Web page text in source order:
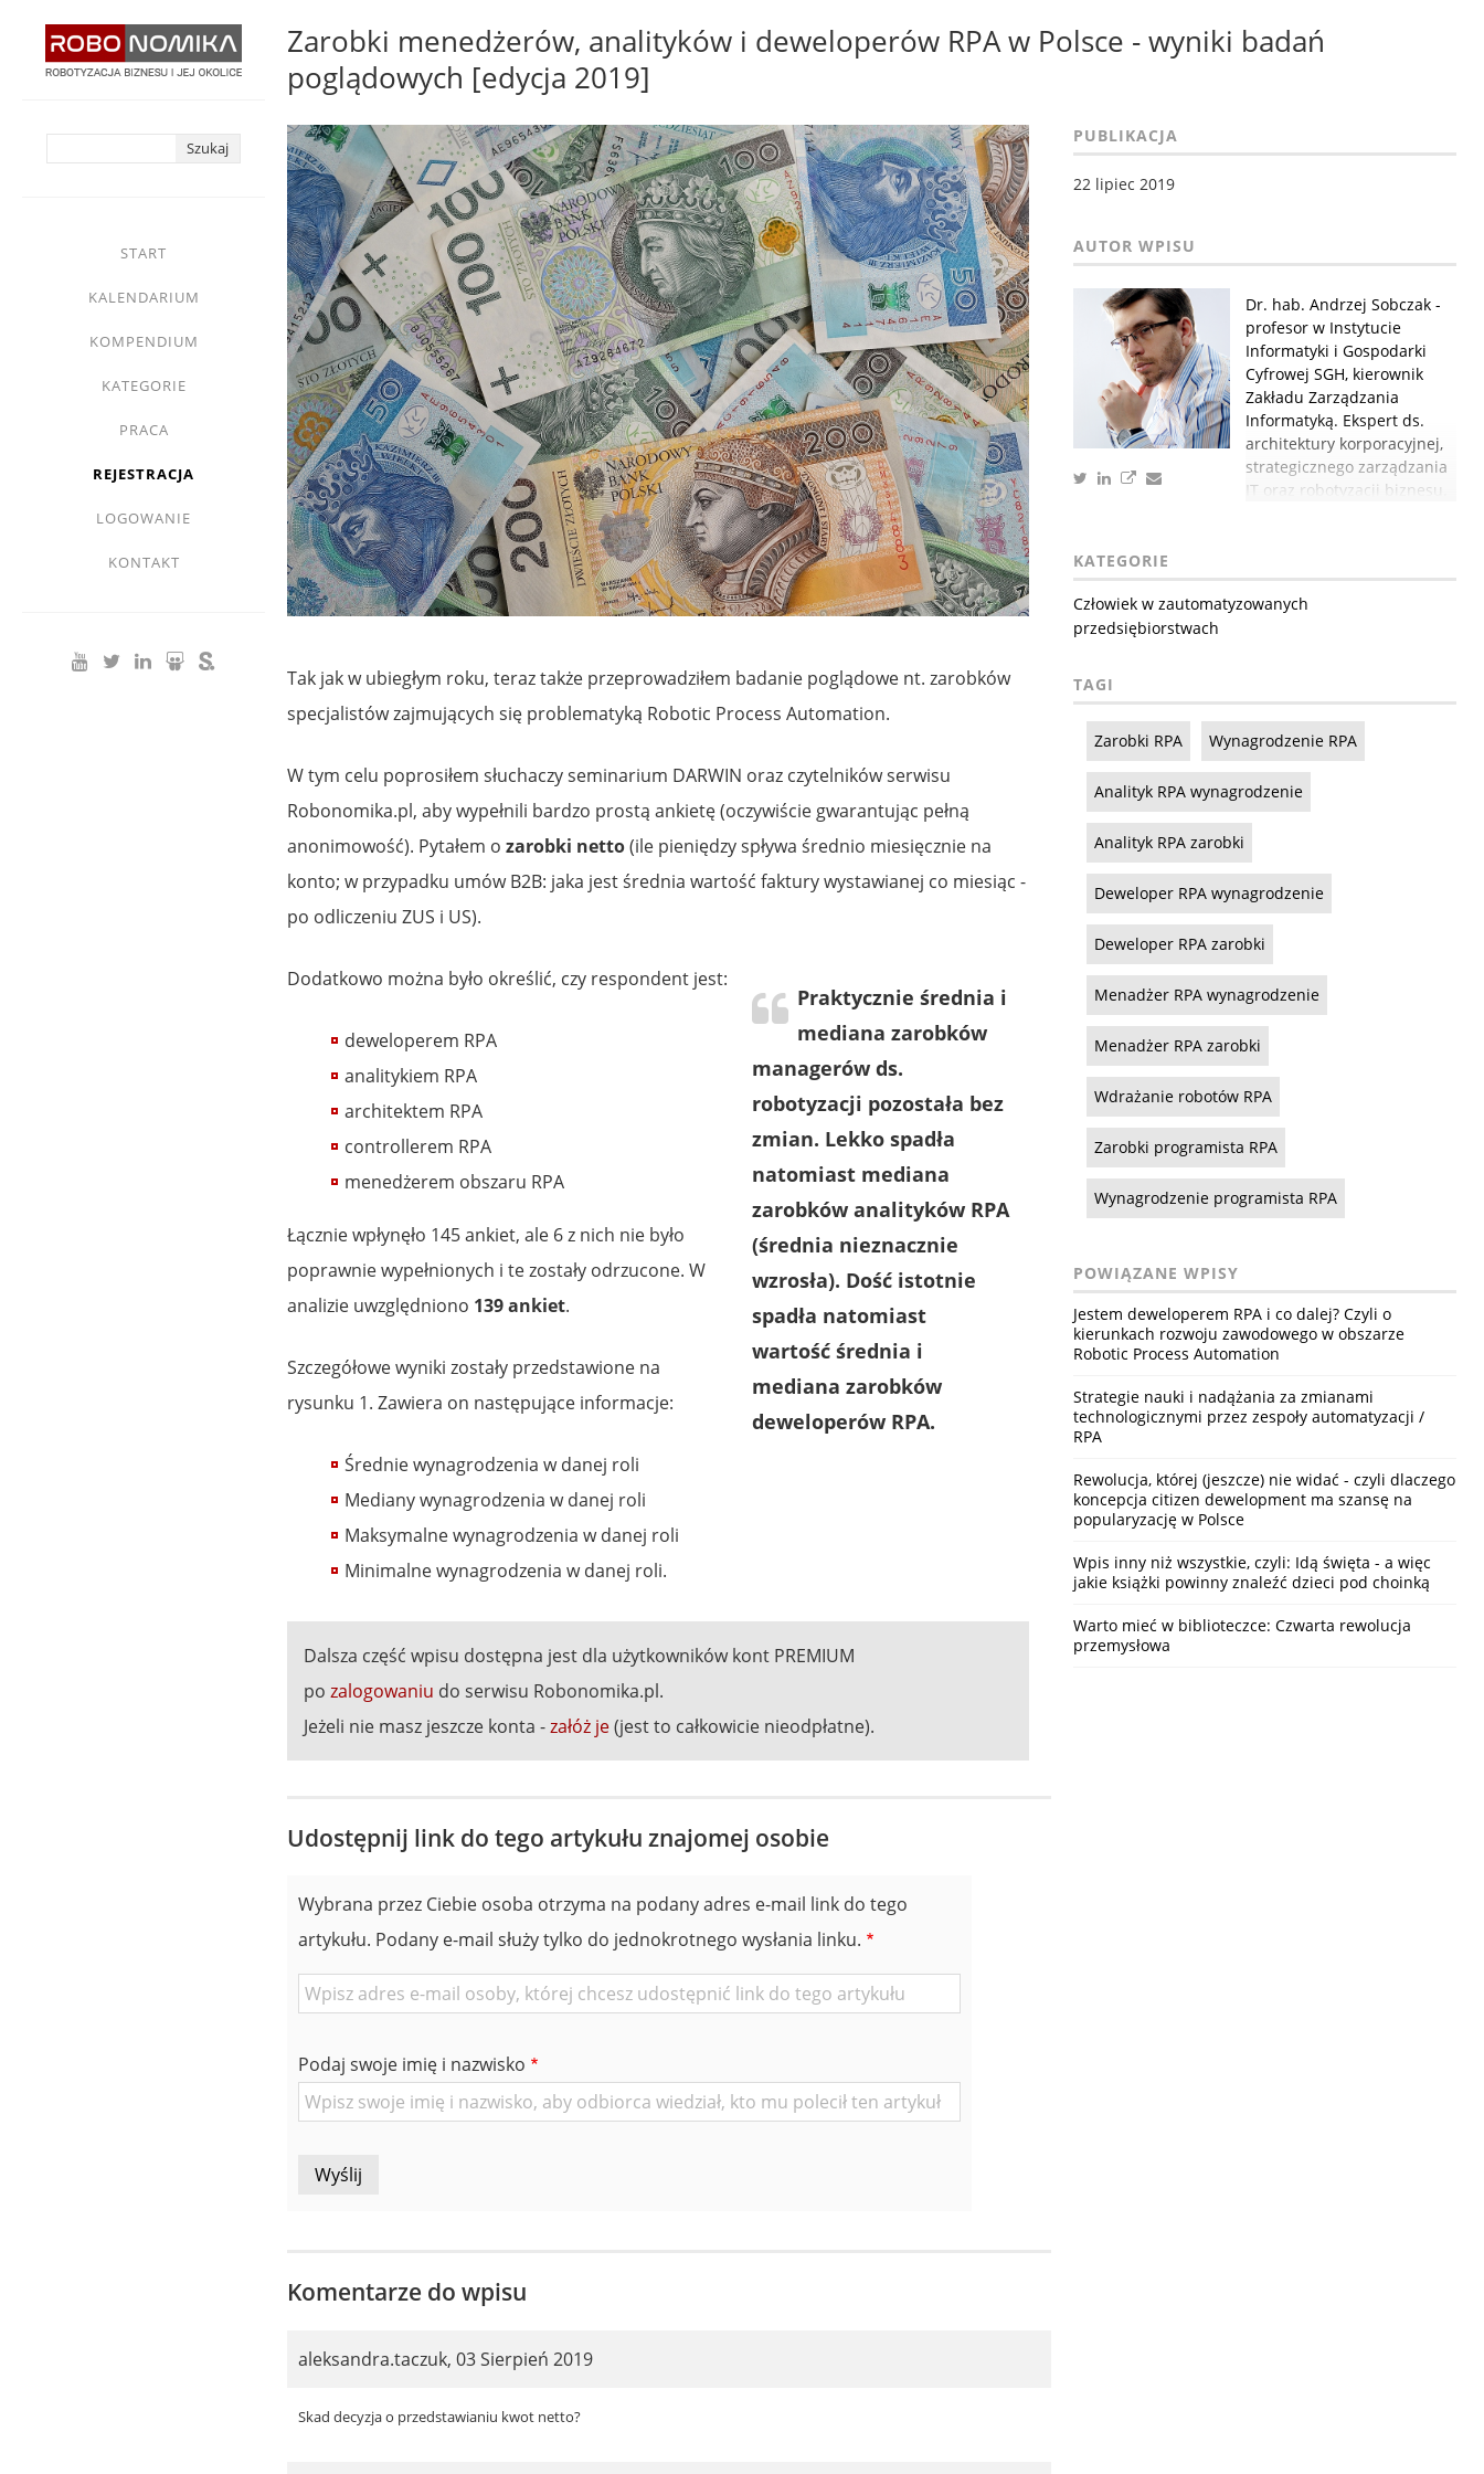
START
KALENDARIUM
KOMPENDIUM
KATEGORIE
PRACA
REJESTRACJA
LOGOWANIE
KONTAKT
Zarobki menedżerów, analityków i deweloperów RPA w Polsce - wyniki badań
poglądowych [edycja 2019]
Tak jak w ubiegłym roku, teraz także przeprowadziłem badanie poglądowe nt. zarobków
specjalistów zajmujących się problematyką Robotic Process Automation.
W tym celu poprosiłem słuchaczy seminarium DARWIN oraz czytelników serwisu
Robonomika.pl, aby wypełnili bardzo prostą ankietę (oczywiście gwarantując pełną
anonimowość). Pytałem o zarobki netto(ile pieniędzy spływa średnio miesięcznie na
konto; w przypadku umów B2B: jaka jest średnia wartość faktury wystawianej co miesiąc -
po odliczeniu ZUS i US).
Praktycznie średnia i
mediana zarobków
managerów ds.
robotyzacji pozostała bez
zmian. Lekko spadła
natomiast mediana
zarobków analityków RPA
(średnia nieznacznie
wzrosła). Dość istotnie
spadła natomiast
wartość średnia i
mediana zarobków
deweloperów RPA.
Dodatkowo można było określić, czy respondent jest:
deweloperem RPA
analitykiem RPA
architektem RPA
controllerem RPA
menedżerem obszaru RPA
Łącznie wpłynęło 145 ankiet, ale 6 z nich nie było
poprawnie wypełnionych i te zostały odrzucone. W
analizie uwzględniono 139 ankiet.
Szczegółowe wyniki zostały przedstawione na
rysunku 1. Zawiera on następujące informacje:
Średnie wynagrodzenia w danej roli
Mediany wynagrodzenia w danej roli
Maksymalne wynagrodzenia w danej roli
Minimalne wynagrodzenia w danej roli.
Dalsza część wpisu dostępna jest dla użytkowników kont PREMIUM
po zalogowaniu do serwisu Robonomika.pl.
Jeżeli nie masz jeszcze konta -załóż je(jest to całkowicie nieodpłatne).
PUBLIKACJA
22 lipiec 2019
Dr. hab. Andrzej Sobczak -
profesor w Instytucie
Informatyki i Gospodarki
Cyfrowej SGH, kierownik
Zakładu Zarządzania
Informatyką. Ekspert ds.
architektury korporacyjnej,
strategicznego zarządzania
IT oraz robotyzacji biznesu.
KATEGORIE
Człowiek w zautomatyzowanych
przedsiębiorstwach
TAGI
Zarobki RPA Wynagrodzenie RPA
Analityk RPA wynagrodzenie
Analityk RPA zarobki
Deweloper RPA wynagrodzenie
Deweloper RPA zarobki
Menadżer RPA wynagrodzenie
Menadżer RPA zarobki
Wdrażanie robotów RPA
Zarobki programista RPA
Wynagrodzenie programista RPA
POWIĄZANE WPISY
Jestem deweloperem RPA i co dalej? Czyli o
kierunkach rozwoju zawodowego w obszarze
Robotic Process Automation
Strategie nauki i nadążania za zmianami
technologicznymi przez zespoły automatyzacji /
RPA
Rewolucja, której (jeszcze) nie widać - czyli dlaczego
koncepcja citizen dewelopment ma szansę na
popularyzację w Polsce
Wpis inny niż wszystkie, czyli: Idą święta - a więc
jakie książki powinny znaleźć dzieci pod choinką
Warto mieć w biblioteczce: Czwarta rewolucja
przemysłowa
Udostępnij link do tego artykułu znajomej osobie
Wybrana przez Ciebie osoba otrzyma na podany adres e-mail link do tego
artykułu. Podany e-mail służy tylko do jednokrotnego wysłania linku.
E-
znajomej
Osoby
Podaj swoje imię i nazwisko
Komentarze do wpisu
aleksandra.taczuk, 03 Sierpień 2019
Skad decyzja o przedstawianiu kwot netto?